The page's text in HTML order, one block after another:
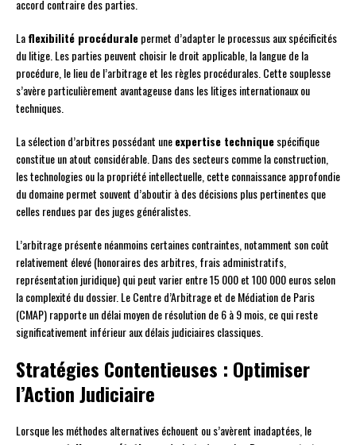
accord contraire des parties.
Laflexibilité procéduralepermet d’adapter le processus aux spécificités
du litige. Les parties peuvent choisir le droit applicable, la langue de la
procédure, le lieu de l’arbitrage et les règles procédurales. Cette souplesse
s’avère particulièrement avantageuse dans les litiges internationaux ou
techniques.
La sélection d’arbitres possédant uneexpertise techniquespécifique
constitue un atout considérable. Dans des secteurs comme la construction,
les technologies ou la propriété intellectuelle, cette connaissance approfondie
du domaine permet souvent d’aboutir à des décisions plus pertinentes que
celles rendues par des juges généralistes.
L’arbitrage présente néanmoins certaines contraintes, notamment son coût
relativement élevé (honoraires des arbitres, frais administratifs,
représentation juridique) qui peut varier entre 15 000 et 100 000 euros selon
la complexité du dossier. Le Centre d’Arbitrage et de Médiation de Paris
(CMAP) rapporte un délai moyen de résolution de 6 à 9 mois, ce qui reste
significativement inférieur aux délais judiciaires classiques.
Stratégies Contentieuses : Optimiser
l’Action Judiciaire
Lorsque les méthodes alternatives échouent ou s’avèrent inadaptées, le